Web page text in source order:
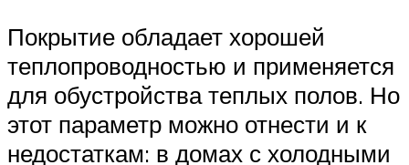
Покрытие обладает хорошей
теплопроводностью и применяется
для обустройства теплых полов. Но
этот параметр можно отнести и к
недостаткам: в домах с холодными